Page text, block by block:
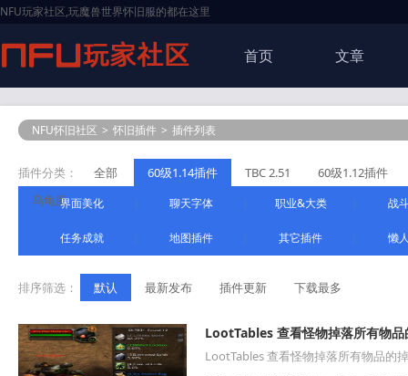
NFU玩家社区,玩魔兽世界怀旧服的都在这里
首页 文章
NFU怀旧社区 > 怀旧插件 > 插件列表
插件分类： 全部 60级1.14插件 TBC 2.51
60级1.12插件
乌龟服界面美化 聊天字体 职业&大类 战
任务成就 地图插件 其它插件 懒
排序筛选： 默认 最新发布 插件更新 下载最多
LootTables 查看怪物掉落所有物品
LootTables 查看怪物掉落所有物品的